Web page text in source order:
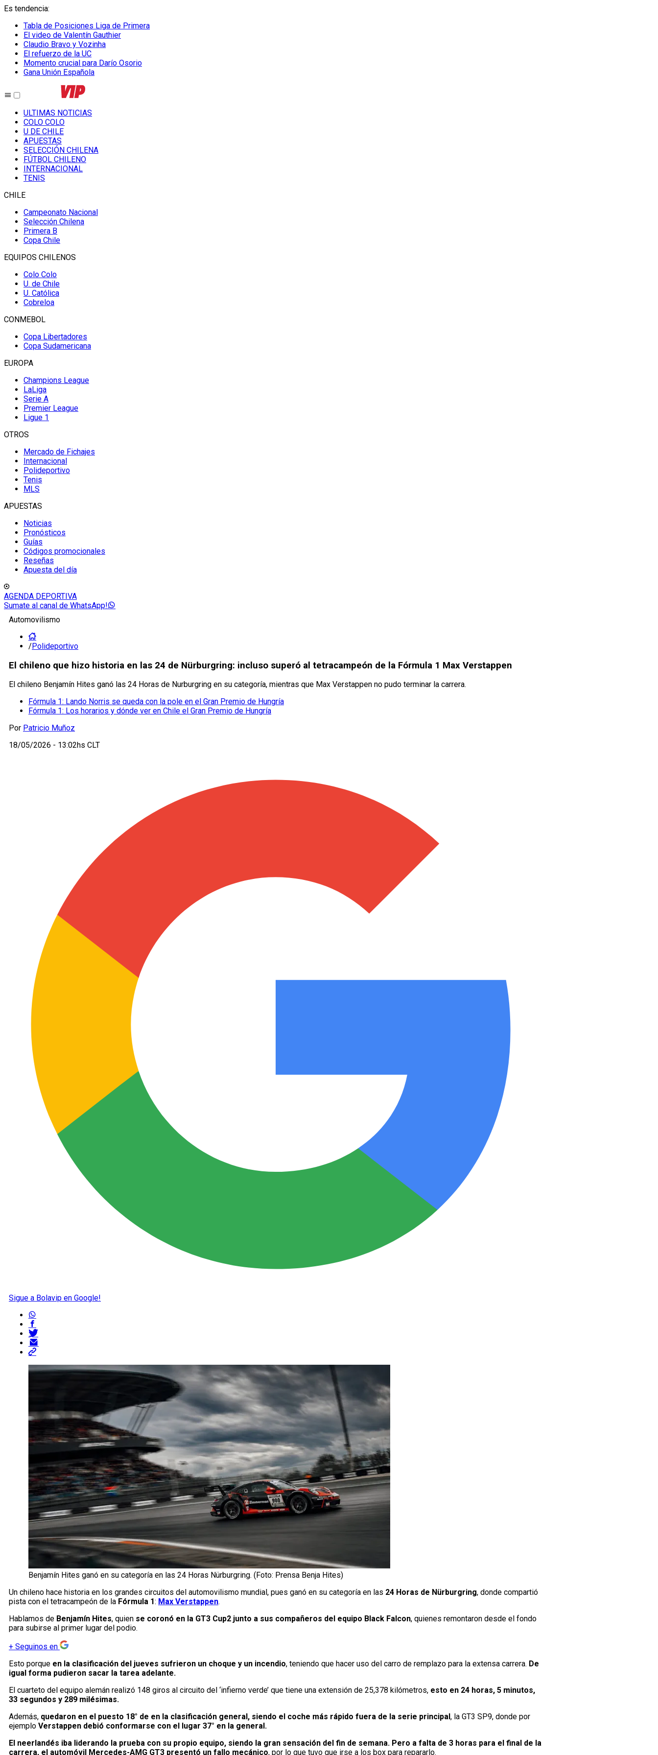
Es tendencia:
Tabla de Posiciones Liga de Primera
El video de Valentín Gauthier
Claudio Bravo y Vozinha
El refuerzo de la UC
Momento crucial para Darío Osorio
Gana Unión Española
ULTIMAS NOTICIAS
COLO COLO
U DE CHILE
APUESTAS
SELECCIÓN CHILENA
FÚTBOL CHILENO
INTERNACIONAL
TENIS
CHILE
Campeonato Nacional
Selección Chilena
Primera B
Copa Chile
EQUIPOS CHILENOS
Colo Colo
U. de Chile
U. Católica
Cobreloa
CONMEBOL
Copa Libertadores
Copa Sudamericana
EUROPA
Champions League
LaLiga
Serie A
Premier League
Ligue 1
OTROS
Mercado de Fichajes
Internacional
Polideportivo
Tenis
MLS
APUESTAS
Noticias
Pronósticos
Guías
Códigos promocionales
Reseñas
Apuesta del día
AGENDA DEPORTIVA
Sumate al canal de WhatsApp!
Automovilismo
/Polideportivo
El chileno que hizo historia en las 24 de Nürburgring: incluso superó al tetracampeón de la Fórmula 1 Max Verstappen
El chileno Benjamín Hites ganó las 24 Horas de Nurburgring en su categoría, mientras que Max Verstappen no pudo terminar la carrera.
Fórmula 1: Lando Norris se queda con la pole en el Gran Premio de Hungría
Fórmula 1: Los horarios y dónde ver en Chile el Gran Premio de Hungría
Por Patricio Muñoz
18/05/2026 - 13:02hs CLT
Sigue a Bolavip en Google!
Benjamín Hites ganó en su categoría en las 24 Horas Nürburgring. (Foto: Prensa Benja Hites)
Un chileno hace historia en los grandes circuitos del automovilismo mundial, pues ganó en su categoría en las 24 Horas de Nürburgring, donde compartió
pista con el tetracampeón de la Fórmula 1: Max Verstappen.
Hablamos de Benjamín Hites, quien se coronó en la GT3 Cup2 junto a sus compañeros del equipo Black Falcon, quienes remontaron desde el fondo
para subirse al primer lugar del podio.
+ Seguinos en
Esto porque en la clasificación del jueves sufrieron un choque y un incendio, teniendo que hacer uso del carro de remplazo para la extensa carrera. De
igual forma pudieron sacar la tarea adelante.
El cuarteto del equipo alemán realizó 148 giros al circuito del ‘infierno verde’ que tiene una extensión de 25,378 kilómetros, esto en 24 horas, 5 minutos,
33 segundos y 289 milésimas.
Además, quedaron en el puesto 18° de en la clasificación general, siendo el coche más rápido fuera de la serie principal , la GT3 SP9, donde por
ejemplo Verstappen debió conformarse con el lugar 37° en la general.
El neerlandés iba liderando la prueba con su propio equipo, siendo la gran sensación del fin de semana. Pero a falta de 3 horas para el final de la
carrera, el automóvil Mercedes-AMG GT3 presentó un fallo mecánico, por lo que tuvo que irse a los box para repararlo.